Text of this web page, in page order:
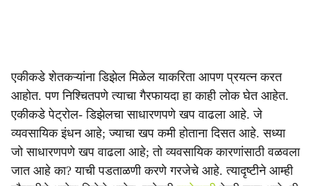
एकीकडे शेतकऱ्यांना डिझेल मिळेल याकरिता आपण प्रयत्न करत
आहोत. पण निश्चितपणे त्याचा गैरफायदा हा काही लोक घेत आहेत.
एकीकडे पेट्रोल- डिझेलचा साधारणपणे खप वाढला आहे. जे
व्यवसायिक इंधन आहे; ज्याचा खप कमी होताना दिसत आहे. सध्या
जो साधारणपणे खप वाढला आहे; तो व्यवसायिक कारणांसाठी वळवला
जात आहे का? याची पडताळणी करणे गरजेचे आहे. त्यादृष्टीने आम्ही